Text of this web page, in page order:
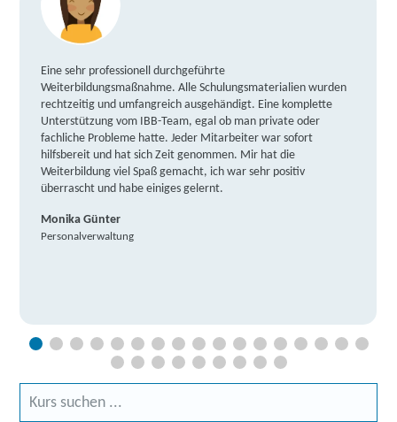
Eine sehr professionell durchgeführte
Weiterbildungsmaßnahme. Alle Schulungsmaterialien wurden
rechtzeitig und umfangreich ausgehändigt. Eine komplette
Unterstützung vom IBB-Team, egal ob man private oder
fachliche Probleme hatte. Jeder Mitarbeiter war sofort
hilfsbereit und hat sich Zeit genommen. Mir hat die
Weiterbildung viel Spaß gemacht, ich war sehr positiv
überrascht und habe einiges gelernt.
Monika Günter
Personalverwaltung